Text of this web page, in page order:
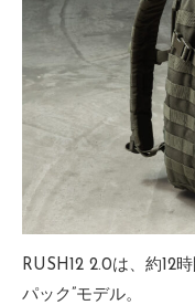
RUSH12 2.0は、約12
パック”モデル。